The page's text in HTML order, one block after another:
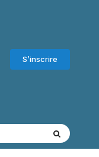
S’inscrire